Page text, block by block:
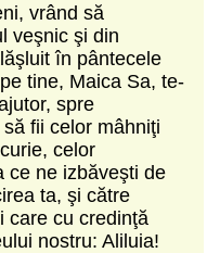
vrând să
veşnic şi din
în pântecele
tine, Maica Sa, te-
spre
fii celor mâhniţi
celor
ce ne izbăveşti de
ta, şi către
care cu credinţă
nostru: Aliluia!